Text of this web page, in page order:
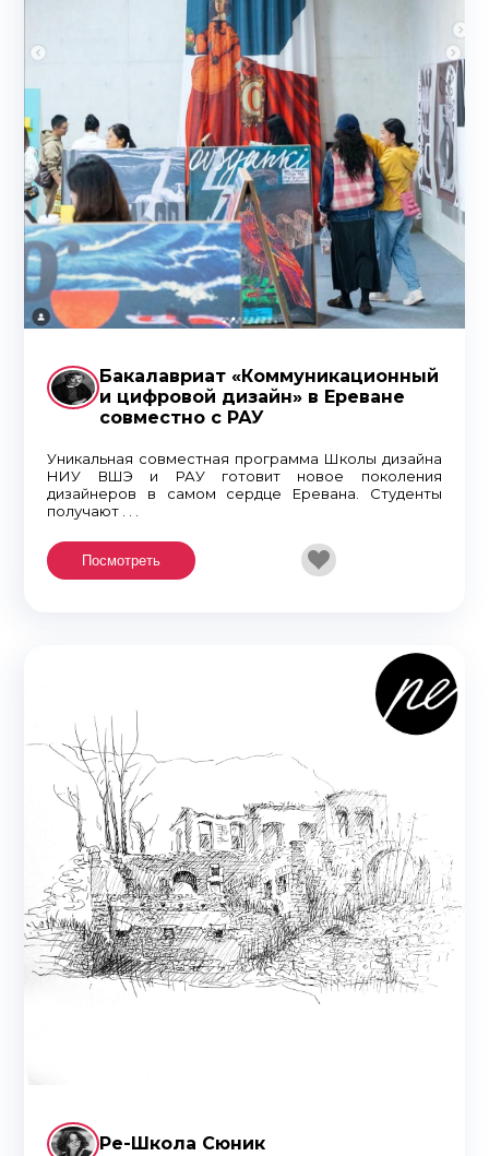
Бакалавриат «Коммуникационный
и цифровой дизайн» в Ереване
совместно с РАУ
Уникальная совместная программа Школы дизайна
НИУ ВШЭ и РАУ готовит новоe поколения
дизайнеров в самом сердце Еревана. Студенты
получают . . .
Посмотреть
Ре-Школа Сюник